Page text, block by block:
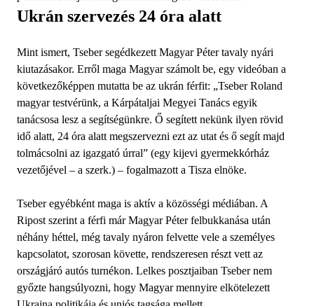
Ukrán szervezés 24 óra alatt
Mint ismert, Tseber segédkezett Magyar Péter tavaly nyári
kiutazásakor. Erről maga Magyar számolt be, egy videóban a
következőképpen mutatta be az ukrán férfit: „Tseber Roland
magyar testvérünk, a Kárpátaljai Megyei Tanács egyik
tanácsosa lesz a segítségünkre. Ő segített nekünk ilyen rövid
idő alatt, 24 óra alatt megszervezni ezt az utat és ő segít majd
tolmácsolni az igazgató úrral” (egy kijevi gyermekkórház
vezetőjével – a szerk.) – fogalmazott a Tisza elnöke.
Tseber egyébként maga is aktív a közösségi médiában. A
Ripost szerint a férfi már Magyar Péter felbukkanása után
néhány héttel, még tavaly nyáron felvette vele a személyes
kapcsolatot, szorosan követte, rendszeresen részt vett az
országjáró autós turnékon. Lelkes posztjaiban Tseber nem
győzte hangsúlyozni, hogy Magyar mennyire elkötelezett